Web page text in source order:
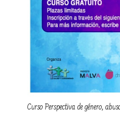
Curso Perspectiva de género,